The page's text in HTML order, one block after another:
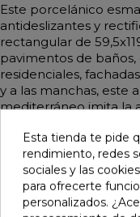
Este porcelánico
antideslizantes y
rectangular de
pavimentos de baños,
residenciales,
y a las manchas, este
mediterráneo imita la
Pensamos
Esta tienda te pide
rendimiento, redes
sociales y las
para ofrecerte
personalizados.